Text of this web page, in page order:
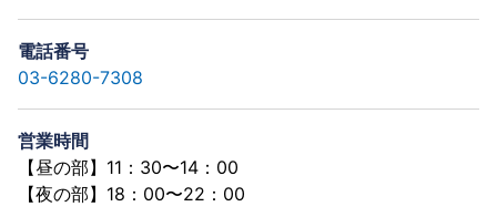
電話番号
03-6280-7308
営業時間
【昼の部】11：30〜14：00
【夜の部】18：00〜22：00